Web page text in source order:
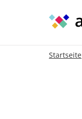
Startseite